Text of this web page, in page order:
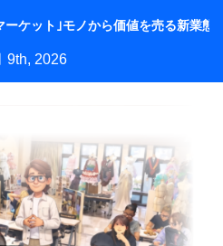
ケット｣モノから価値を売る新業態
9th, 2026